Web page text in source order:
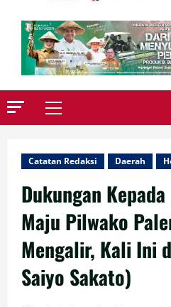
Primary
Catatan Redaksi Daerah
Dukungan
Maju Pilwako
Mengalir, Kali Ini
Saiyo Sakato)